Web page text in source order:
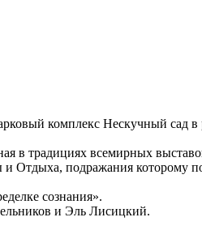
комплекс Нескучный сад в
в традициях всемирных
и Отдыха, подражания которому
сознания».
и Эль Лисицкий.